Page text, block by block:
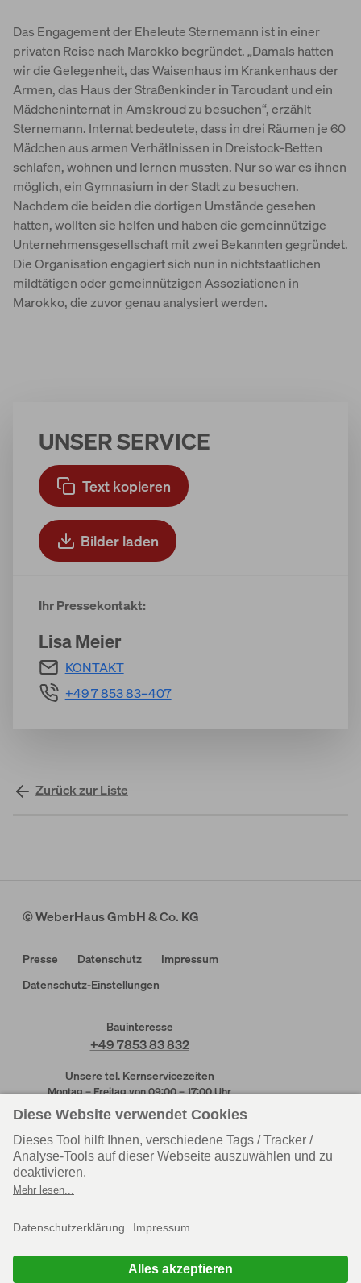
Das Engagement der Eheleute Sternemann ist in einer
privaten Reise nach Marokko begründet. „Damals hatten
wir die Gelegenheit, das Waisenhaus im Krankenhaus der
Armen, das Haus der Straßenkinder in Taroudant und ein
Mädcheninternat in Amskroud zu besuchen“, erzählt
Sternemann. Internat bedeutete, dass in drei Räumen je 60
Mädchen aus armen Verhätlnissen in Dreistock-Betten
schlafen, wohnen und lernen mussten. Nur so war es ihnen
möglich, ein Gymnasium in der Stadt zu besuchen.
Nachdem die beiden die dortigen Umstände gesehen
hatten, wollten sie helfen und haben die gemeinnützige
Unternehmensgesellschaft mit zwei Bekannten gegründet.
Die Organisation engagiert sich nun in nichtstaatlichen
mildtätigen oder gemeinnützigen Assoziationen in
Marokko, die zuvor genau analysiert werden.
UNSER SERVICE
Text kopieren
Bilder laden
Ihr Pressekontakt:
Lisa Meier
KONTAKT
+49 7 853 83–407
Zurück zur Liste
© WeberHaus GmbH & Co. KG
Bauinteresse
+49 7853 83 832
Unsere tel. Kernservicezeiten
Montag – Freitag von 09:00 – 17:00 Uhr
Rheinau-Linx
+49 7853 83 831
Wenden-Hünsborn
+49 2762 613 205
Personal
+49 7853 83 830
Presse Datenschutz
Impressum
Datenschutz-Einstellungen